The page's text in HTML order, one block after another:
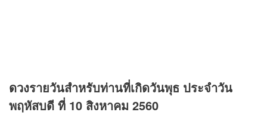
ดวงรายวันสำหรับท่านที่เกิดวันพุธ ประจำวัน
พฤหัสบดี ที่ 10 สิงหาคม 2560